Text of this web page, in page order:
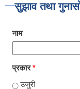
सुझाव तथा
नाम
प्रकार*
उजुरी